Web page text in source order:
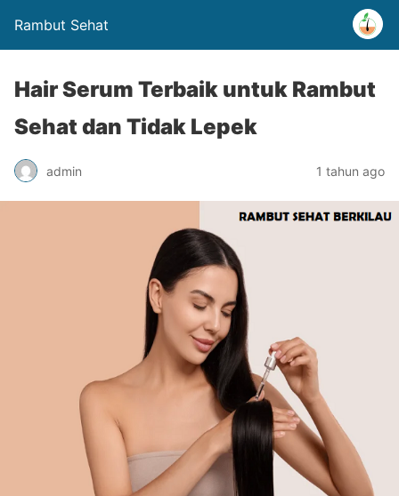
Rambut Sehat
Hair Serum Terbaik untuk Rambut
Sehat dan Tidak Lepek
admin 1 tahun ago